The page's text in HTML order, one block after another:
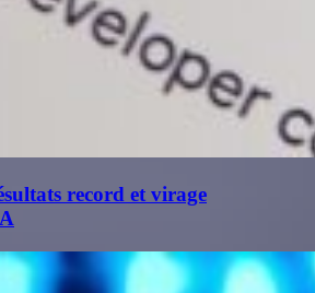
record et virage